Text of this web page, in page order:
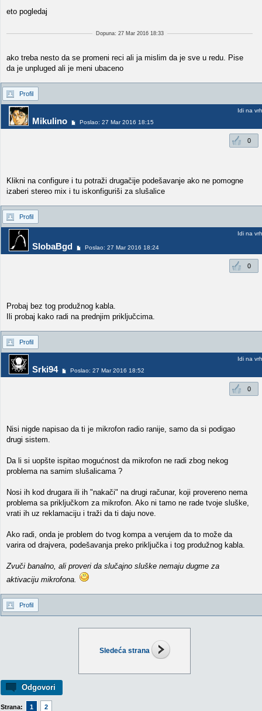
Sledeća strana
Odgovori
Strana: 1 2
eto pogledaj
Dopuna: 27 Mar 2016 18:33
ako treba nesto da se promeni reci ali ja mislim da je sve u redu. Pise
da je unpluged ali je meni ubaceno
Profil
Mikulino Poslao: 27 Mar 2016 18:15
Idi na vrh
0
Klikni na configure i tu potraži drugačije podešavanje ako ne pomogne
izaberi stereo mix i tu iskonfiguriši za slušalice
Profil
SlobaBgd Poslao: 27 Mar 2016 18:24
Idi na vrh
0
Probaj bez tog produžnog kabla.
Ili probaj kako radi na prednjim priključcima.
Profil
Srki94 Poslao: 27 Mar 2016 18:52
Idi na vrh
0
Nisi nigde napisao da ti je mikrofon radio ranije, samo da si podigao
drugi sistem.
Da li si uopšte ispitao mogućnost da mikrofon ne radi zbog nekog
problema na samim slušalicama ?
Nosi ih kod drugara ili ih "nakači" na drugi računar, koji provereno nema
problema sa priključkom za mikrofon. Ako ni tamo ne rade tvoje sluške,
vrati ih uz reklamaciju i traži da ti daju nove.
Ako radi, onda je problem do tvog kompa a verujem da to može da
varira od drajvera, podešavanja preko priključka i tog produžnog kabla.
Zvuči banalno, ali proveri da slučajno sluške nemaju dugme za
aktivaciju mikrofona.
Profil